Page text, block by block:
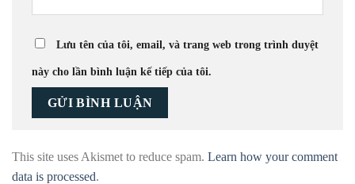
Lưu tên của tôi, email, và trang web trong trình duyệt
này cho lần bình luận kế tiếp của tôi.
This site uses Akismet to reduce spam. Learn how your comment
data is processed.